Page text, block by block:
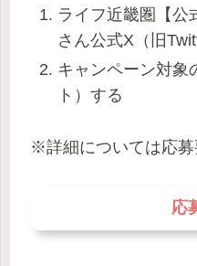
ライフ近畿圏【公
さん公式X（旧
キャンペーン対象
ト）する
※詳細については応
応